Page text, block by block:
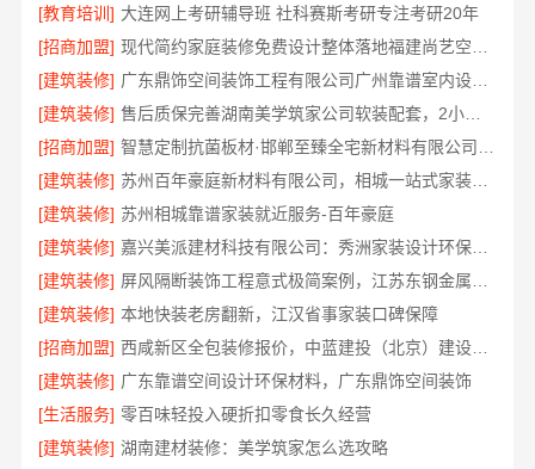
[教育培训] 大连网上考研辅导班 社科赛斯考研专注考研20年
[招商加盟]
[建筑装修]
广东鼎饰空间装饰工程有限公司广州靠谱室内设计服务
[建筑装修]
售后质保完善湖南美学筑家公司软装配套，2小时响应更安心
[招商加盟]
[建筑装修]
苏州百年豪庭新材料有限公司，相城一站式家装设计多少钱拎包入住
[建筑装修] 苏州相城靠谱家装就近服务-百年豪庭
[建筑装修]
嘉兴美派建材科技有限公司：秀洲家装设计环保材料推荐
[建筑装修]
[建筑装修] 本地快装老房翻新，江汉省事家装口碑保障
[招商加盟]
西咸新区全包装修报价，中蓝建投（北京）建设有限公司武功分公司
[建筑装修] 广东靠谱空间设计环保材料，广东鼎饰空间装饰
[生活服务] 零百味轻投入硬折扣零食长久经营
[建筑装修] 湖南建材装修：美学筑家怎么选攻略